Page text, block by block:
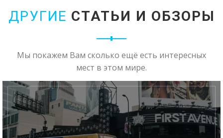
ДРУГИЕ СТАТЬИ И ОБЗОРЫ
Мы покажем Вам сколько ещё есть интересных
мест в этом мире.